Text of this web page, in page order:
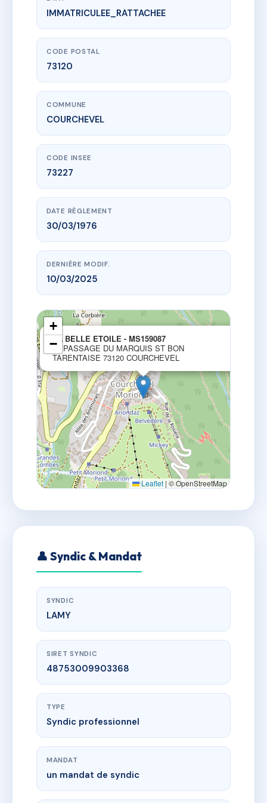
www.vme.plus/AC6723605
LA BELLE ETOILE - MS159087
51 Pas du Marquis
IMMATRICULEE_RATTACHEE
CODE POSTAL
73120
COMMUNE
COURCHEVEL
CODE INSEE
73227
DATE RÈGLEMENT
30/03/1976
DERNIÈRE MODIF.
10/03/2025
LA BELLE ETOILE - MS159087
51 PASSAGE DU MARQUIS ST BON
TARENTAISE 73120 COURCHEVEL
+
−
Leaflet|© OpenStreetMap
👤 Syndic & Mandat
SYNDIC
LAMY
SIRET SYNDIC
48753009903368
TYPE
Syndic professionnel
MANDAT
un mandat de syndic